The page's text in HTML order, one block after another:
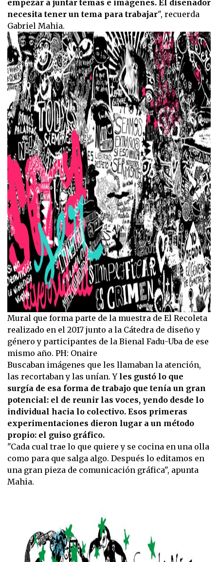
empezar a juntar temas e imágenes. El diseñador
necesita tener un tema para trabajar", recuerda
Gabriel Mahia.
Mural que forma parte de la muestra de El Recoleta
realizado en el 2017 junto a la Cátedra de diseño y
género y participantes de la Bienal Fadu-Uba de ese
mismo año. PH: Onaire
Buscaban imágenes que les llamaban la atención,
las recortaban y las unían. Y les gustó lo que
surgía de esa forma de trabajo que tenía un gran
potencial: el de reunir las voces, yendo desde lo
individual hacia lo colectivo. Esos primeras
experimentaciones dieron lugar a un método
propio: el guiso gráfico.
"Cada cual trae lo que quiere y se cocina en una olla
como para que salga algo. Después lo editamos en
una gran pieza de comunicación gráfica", apunta
Mahia.